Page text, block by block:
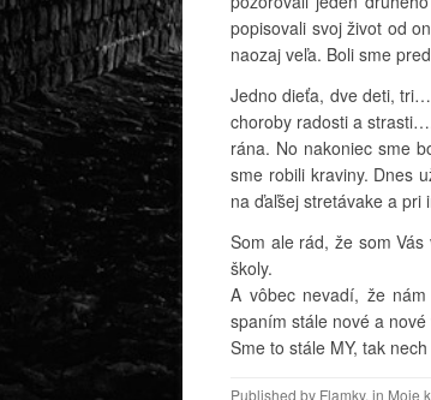
popisovali svoj život od
naozaj veľa. Boli sme
Jedno dieťa, dve deti,
choroby radosti a
rána. No nakoniec sme
sme robili kraviny. Dnes
na ďaľšej stretávake a pri
Som ale rád, že som
školy.
A vôbec nevadí, že
spaním stále nové a nové
Sme to stále MY, tak
Published by Flamky, in Moje